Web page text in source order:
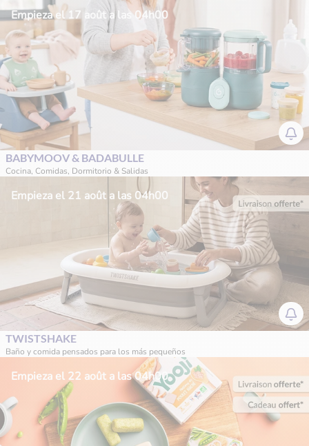
Empieza el 17 août a las 04h00
BABYMOOV & BADABULLE
Cocina, Comidas, Dormitorio & Salidas
Empieza el 21 août a las 04h00
TWISTSHAKE
Baño y comida pensados para los más pequeños
Empieza el 22 août a las 04h00